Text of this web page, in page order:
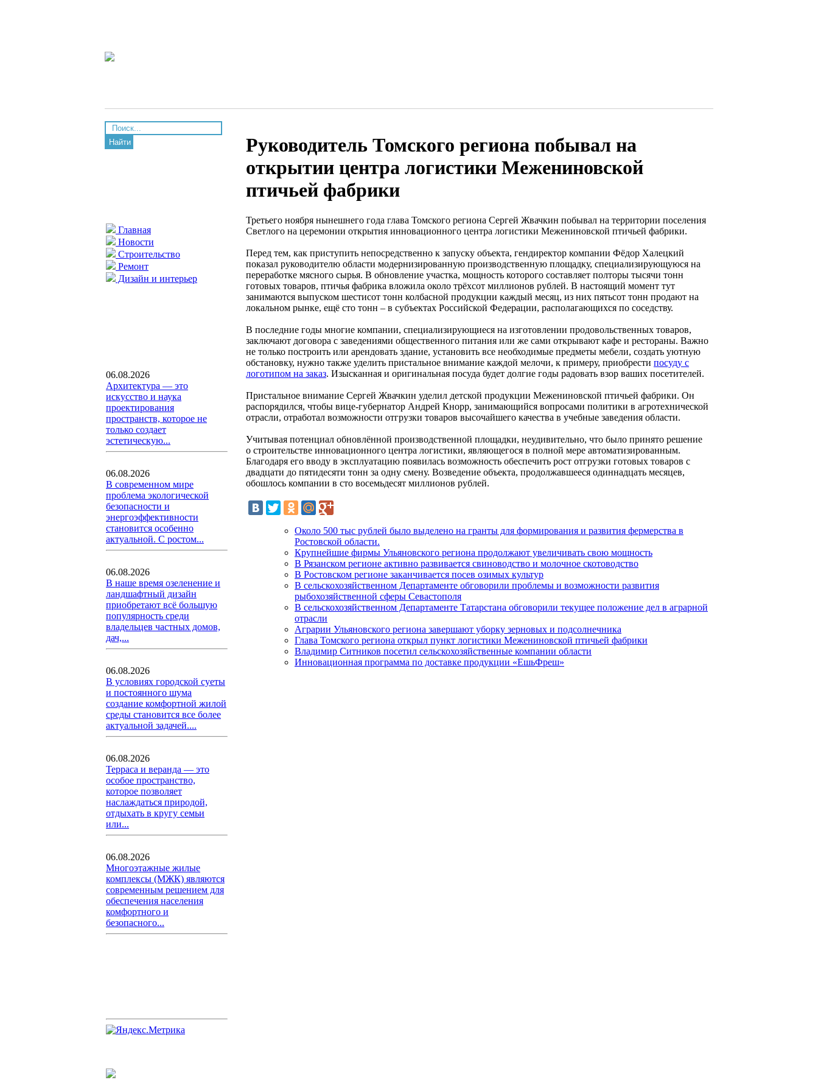
Найти
Главная
Новости
Строительство
Ремонт
Дизайн и интерьер
06.08.2026
Архитектура — это
искусство и наука
проектирования
пространств, которое не
только создает
эстетическую...
06.08.2026
В современном мире
проблема экологической
безопасности и
энергоэффективности
становится особенно
актуальной. С ростом...
06.08.2026
В наше время озеленение и
ландшафтный дизайн
приобретают всё большую
популярность среди
владельцев частных домов,
дач,...
06.08.2026
В условиях городской суеты
и постоянного шума
создание комфортной жилой
среды становится все более
актуальной задачей....
06.08.2026
Терраса и веранда — это
особое пространство,
которое позволяет
наслаждаться природой,
отдыхать в кругу семьи
или...
06.08.2026
Многоэтажные жилые
комплексы (МЖК) являются
современным решением для
обеспечения населения
комфортного и
безопасного...
Руководитель Томского региона побывал на
открытии центра логистики Межениновской
птичьей фабрики
Третьего ноября нынешнего года глава Томского региона Сергей Жвачкин побывал на территории поселения
Светлого на церемонии открытия инновационного центра логистики Межениновской птичьей фабрики.
Перед тем, как приступить непосредственно к запуску объекта, гендиректор компании Фёдор Халецкий
показал руководителю области модернизированную производственную площадку, специализирующуюся на
переработке мясного сырья. В обновление участка, мощность которого составляет полторы тысячи тонн
готовых товаров, птичья фабрика вложила около трёхсот миллионов рублей. В настоящий момент тут
занимаются выпуском шестисот тонн колбасной продукции каждый месяц, из них пятьсот тонн продают на
локальном рынке, ещё сто тонн – в субъектах Российской Федерации, располагающихся по соседству.
В последние годы многие компании, специализирующиеся на изготовлении продовольственных товаров,
заключают договора с заведениями общественного питания или же сами открывают кафе и рестораны. Важно
не только построить или арендовать здание, установить все необходимые предметы мебели, создать уютную
обстановку, нужно также уделить пристальное внимание каждой мелочи, к примеру, приобрести посуду с
логотипом на заказ. Изысканная и оригинальная посуда будет долгие годы радовать взор ваших посетителей.
Пристальное внимание Сергей Жвачкин уделил детской продукции Межениновской птичьей фабрики. Он
распорядился, чтобы вице-губернатор Андрей Кнорр, занимающийся вопросами политики в агротехнической
отрасли, отработал возможности отгрузки товаров высочайшего качества в учебные заведения области.
Учитывая потенциал обновлённой производственной площадки, неудивительно, что было принято решение
о строительстве инновационного центра логистики, являющегося в полной мере автоматизированным.
Благодаря его вводу в эксплуатацию появилась возможность обеспечить рост отгрузки готовых товаров с
двадцати до пятидесяти тонн за одну смену. Возведение объекта, продолжавшееся одиннадцать месяцев,
обошлось компании в сто восемьдесят миллионов рублей.
Около 500 тыс рублей было выделено на гранты для формирования и развития фермерства в
Ростовской области.
Крупнейшие фирмы Ульяновского региона продолжают увеличивать свою мощность
В Рязанском регионе активно развивается свиноводство и молочное скотоводство
В Ростовском регионе заканчивается посев озимых культур
В сельскохозяйственном Департаменте обговорили проблемы и возможности развития
рыбохозяйственной сферы Севастополя
В сельскохозяйственном Департаменте Татарстана обговорили текущее положение дел в аграрной
отрасли
Аграрии Ульяновского региона завершают уборку зерновых и подсолнечника
Глава Томского региона открыл пункт логистики Межениновской птичьей фабрики
Владимир Ситников посетил сельскохозяйственные компании области
Инновационная программа по доставке продукции «ЕшьФреш»